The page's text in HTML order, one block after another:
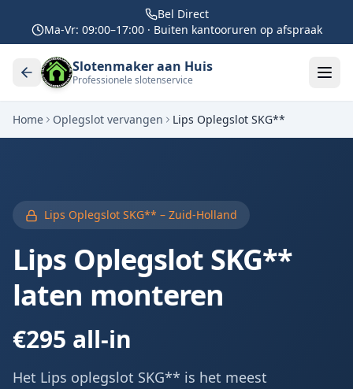
Bel Direct
Ma-Vr: 09:00–17:00 · Buiten kantooruren op afspraak
Slotenmaker aan Huis
Professionele slotenservice
Home Oplegslot vervangen Lips Oplegslot SKG**
Lips Oplegslot SKG** – Zuid-Holland
Lips Oplegslot SKG**
laten monteren
€295 all-in
Het Lips oplegslot SKG** is het meest